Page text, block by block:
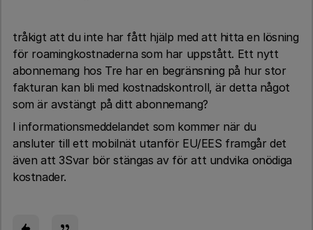
tråkigt att du inte har fått hjälp med att hitta en lösning
för roamingkostnaderna som har uppstått. Ett nytt
abonnemang hos Tre har en begränsning på hur stor
fakturan kan bli med kostnadskontroll, är detta något
som är avstängt på ditt abonnemang?
I informationsmeddelandet som kommer när du
ansluter till ett mobilnät utanför EU/EES framgår det
även att 3Svar bör stängas av för att undvika onödiga
kostnader.